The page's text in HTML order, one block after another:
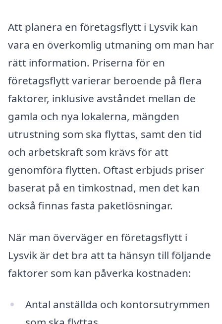
Att planera en företagsflytt i Lysvik kan
vara en överkomlig utmaning om man har
rätt information. Priserna för en
företagsflytt varierar beroende på flera
faktorer, inklusive avståndet mellan de
gamla och nya lokalerna, mängden
utrustning som ska flyttas, samt den tid
och arbetskraft som krävs för att
genomföra flytten. Oftast erbjuds priser
baserat på en timkostnad, men det kan
också finnas fasta paketlösningar.
När man överväger en företagsflytt i
Lysvik är det bra att ta hänsyn till följande
faktorer som kan påverka kostnaden:
Antal anställda och kontorsutrymmen